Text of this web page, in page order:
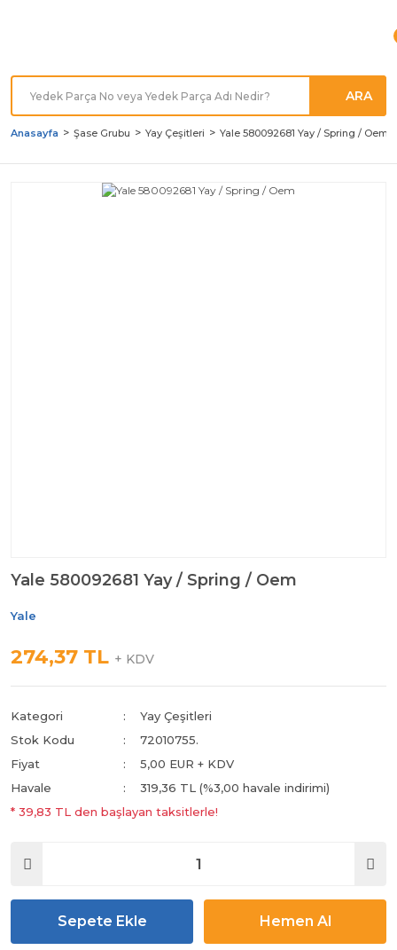
ARA
Anasayfa Şase Grubu Yay Çeşitleri Yale 580092681 Yay / Spring / Oem
Yale 580092681 Yay / Spring / Oem
Yale
274,37 TL + KDV
Kategori
Yay Çeşitleri
Stok Kodu
72010755.
Fiyat
5,00 EUR + KDV
Havale
319,36 TL (%3,00 havale indirimi)
* 39,83 TL den başlayan taksitlerle!
Sepete Ekle Hemen Al